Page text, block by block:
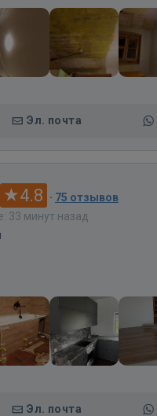
Эл. почта
4.8 · 75 отзывов
33 минут назад
Эл. почта